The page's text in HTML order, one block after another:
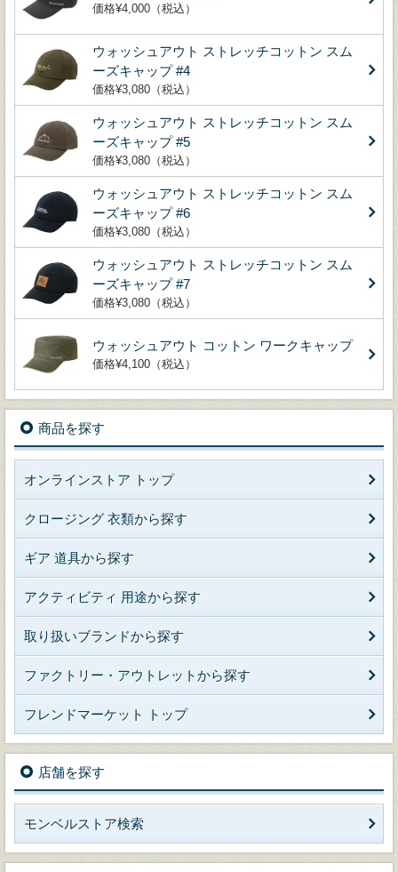
価格¥4,000（税込）
ウォッシュアウト ストレッチコットン スム
ーズキャップ #4
価格¥3,080（税込）
ウォッシュアウト ストレッチコットン スム
ーズキャップ #5
価格¥3,080（税込）
ウォッシュアウト ストレッチコットン スム
ーズキャップ #6
価格¥3,080（税込）
ウォッシュアウト ストレッチコットン スム
ーズキャップ #7
価格¥3,080（税込）
ウォッシュアウト コットン ワークキャップ
価格¥4,100（税込）
商品を探す
オンラインストア トップ
クロージング 衣類から探す
ギア 道具から探す
アクティビティ 用途から探す
取り扱いブランドから探す
ファクトリー・アウトレットから探す
フレンドマーケット トップ
店舗を探す
モンベルストア検索